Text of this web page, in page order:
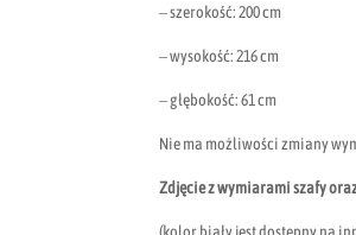
– szerokość: 200 cm
– wysokość: 216 cm
– głębokość: 61 cm
Nie ma możliwości zmiany
Zdjęcie z wymiarami szafy